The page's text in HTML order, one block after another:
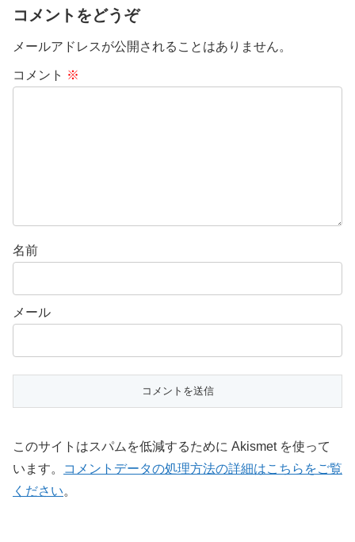
コメントをどうぞ
メールアドレスが公開されることはありません。
コメント ※
名前
メール
このサイトはスパムを低減するために Akismet を使って
います。
コメントデータの処理方法の詳細はこちらをご覧
ください。